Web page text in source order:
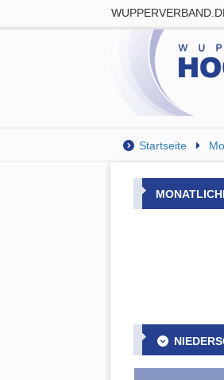
Startseite